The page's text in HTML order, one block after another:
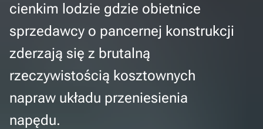
cienkim lodzie gdzie obietnice
sprzedawcy o pancernej konstrukcji
zderzają się z brutalną
rzeczywistością kosztownych
napraw układu przeniesienia
napędu.